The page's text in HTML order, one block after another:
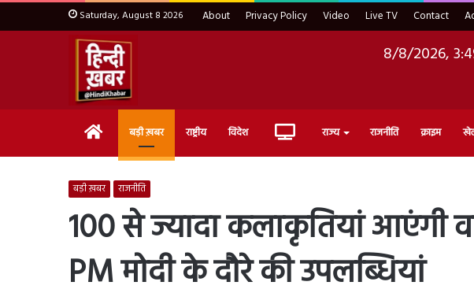
Saturday, August 8 2026 About Privacy Policy Video Live TV Contact
8/8/2026,
Home बड़ी ख़बर राष्ट्रीय विदेश Live राज्य राजनीति क्राइम
बड़ी ख़बर राजनीति
100 से ज्यादा कलाकृतियां आएंगी
PM मोदी के दौरे की उपलब्धियां